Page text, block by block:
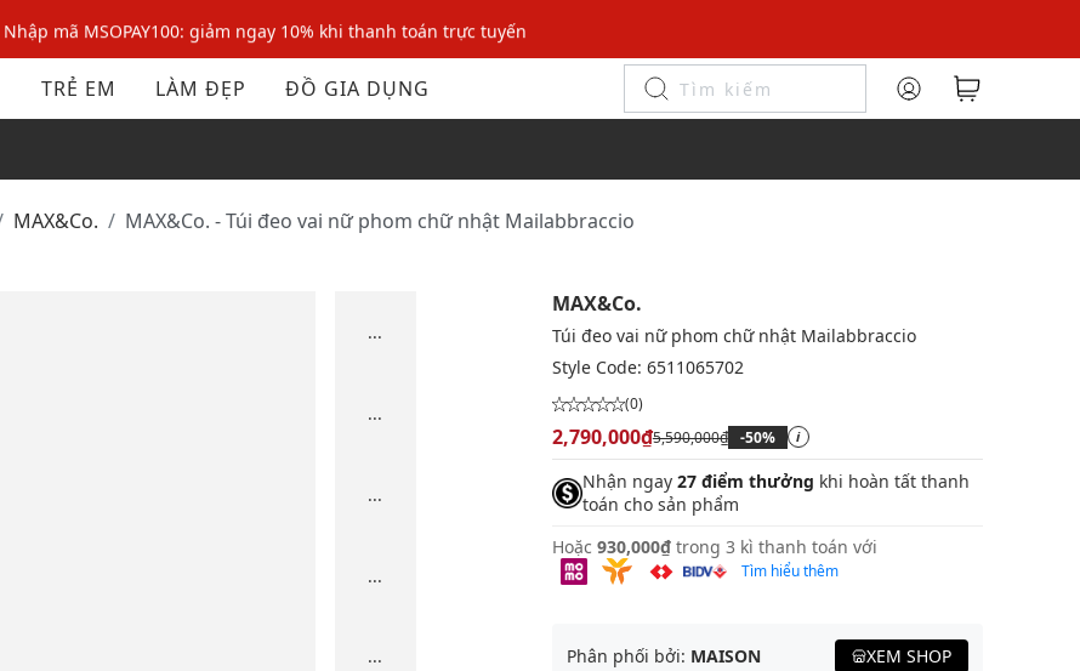
Nhập mã MSOPAY100: giảm ngay 10% khi thanh toán trực tuyến
Nhập mã: MSOXINCHAO - Giảm 10% đơn đầu cho thành viên mới!
Nhập mã MSOPAY100: giảm ngay 10% khi thanh toán trực tuyến
TRẺ EM LÀM ĐẸP ĐỒ GIA DỤNG
MAX&Co. MAX&Co. - Túi đeo vai nữ phom chữ nhật Mailabbraccio
...
...
...
...
...
MAX&Co.
Túi đeo vai nữ phom chữ nhật Mailabbraccio
Style Code: 6511065702
(0)
2,790,000₫5,590,000₫ -50% i
Nhận ngay 27 điểm thưởng khi hoàn tất thanh
toán cho sản phẩm
Hoặc 930,000₫ trong 3 kì thanh toán với
Tìm hiểu thêm
Phân phối bởi: MAISON XEM SHOP